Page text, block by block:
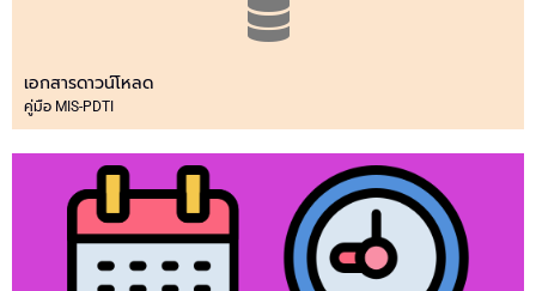
เอกสารดาวน์โหลด
คู่มือ MIS-PDTI